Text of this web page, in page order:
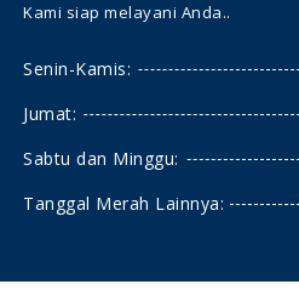
Kami siap melayani Anda..
Senin-Kamis:
Jumat:
Sabtu dan Minggu:
Tanggal Merah Lainnya: